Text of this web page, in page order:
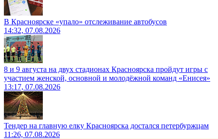
В Красноярске «упало» отслеживание автобусов
14:32, 07.08.2026
8 и 9 августа на двух стадионах Красноярска пройдут игры с
участием женской, основной и молодёжной команд «Енисея»
13:17, 07.08.2026
Тендер на главную елку Красноярска достался петербуржцам
11:26, 07.08.2026